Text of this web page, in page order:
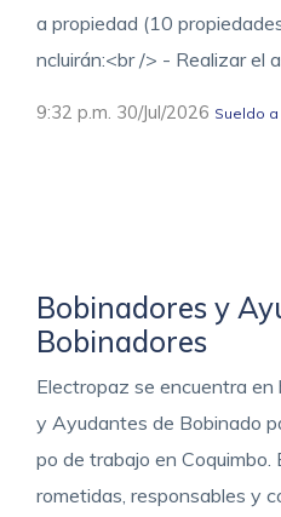
a propiedad (10
ncluirán:<br /> - Realizar el
9:32 p.m. 30/Jul/2026 Sueldo
Bobinadores y
Bobinadores
Electropaz se encuentra en
y Ayudantes de Bobinado
po de trabajo en Coquimbo.
rometidas, responsables y